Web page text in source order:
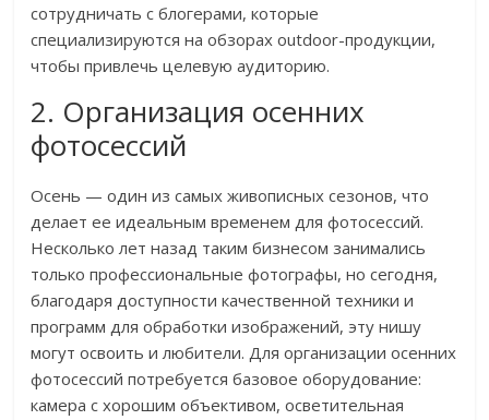
сотрудничать с блогерами, которые
специализируются на обзорах outdoor-продукции,
чтобы привлечь целевую аудиторию.
2. Организация осенних
фотосессий
Осень — один из самых живописных сезонов, что
делает ее идеальным временем для фотосессий.
Несколько лет назад таким бизнесом занимались
только профессиональные фотографы, но сегодня,
благодаря доступности качественной техники и
программ для обработки изображений, эту нишу
могут освоить и любители. Для организации осенних
фотосессий потребуется базовое оборудование:
камера с хорошим объективом, осветительная